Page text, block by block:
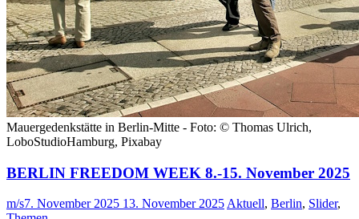
Mauergedenkstätte in Berlin-Mitte - Foto: © Thomas Ulrich,
LoboStudioHamburg, Pixabay
BERLIN FREEDOM WEEK 8.-15. November 2025
m/s7. November 2025 13. November 2025Aktuell, Berlin, Slider,